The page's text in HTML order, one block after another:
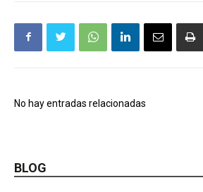
No hay entradas relacionadas
BLOG